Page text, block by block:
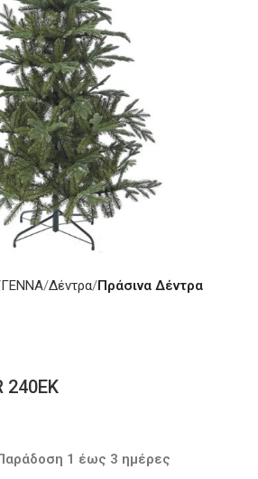
Δέντρα Πράσινα Δέντρα
1 έως 3 ημέρες